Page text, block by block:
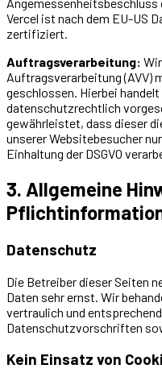
Vercel ist nach dem EU-US
zertifiziert.
Auftragsverarbeitung:
Auftragsverarbeitung (AVV)
geschlossen. Hierbei
datenschutzrechtlich
gewährleistet, dass dieser
unserer Websitebesucher
Einhaltung der DSGVO
3. Allgemeine
Datenschutz
Die Betreiber dieser Seiten
Daten sehr ernst. Wir
vertraulich und
Datenschutzvorschriften
Kein Einsatz von